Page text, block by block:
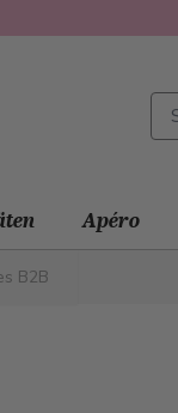
Apéro
B2B